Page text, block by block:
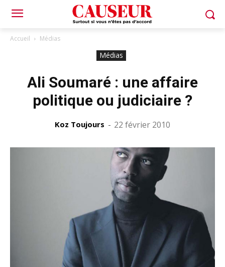
Accueil Médias
Médias
Ali Soumaré : une affaire
politique ou judiciaire ?
Koz Toujours - 22 février 2010